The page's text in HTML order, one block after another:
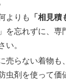
よりも 「相見積
を忘れずに、専
い。
売らない着物も
虫剤を使って価